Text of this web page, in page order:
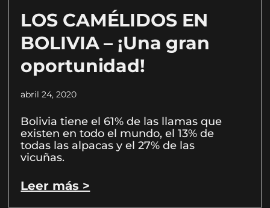
LOS CAMÉLIDOS EN
BOLIVIA – ¡Una gran
oportunidad!
abril 24, 2020
Bolivia tiene el 61% de las llamas que
existen en todo el mundo, el 13% de
todas las alpacas y el 27% de las
vicuñas.
Leer más >